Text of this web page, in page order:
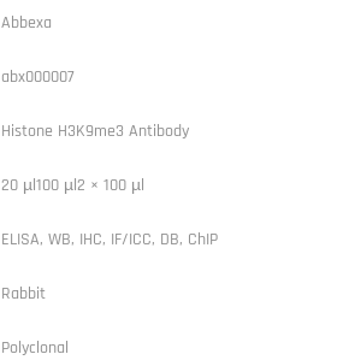
Abbexa
abx000007
Histone H3K9me3 Antibody
20 µl100 µl2 × 100 µl
ELISA, WB, IHC, IF/ICC, DB, ChIP
Rabbit
Polyclonal